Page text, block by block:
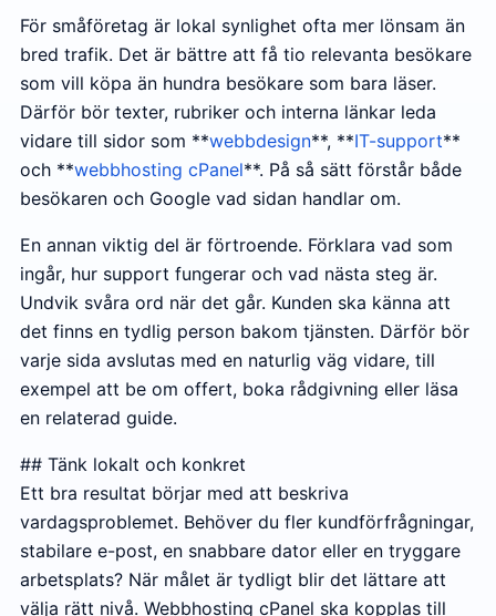
För småföretag är lokal synlighet ofta mer lönsam än
bred trafik. Det är bättre att få tio relevanta besökare
som vill köpa än hundra besökare som bara läser.
Därför bör texter, rubriker och interna länkar leda
vidare till sidor som **webbdesign**, **IT-support**
och **webbhosting cPanel**. På så sätt förstår både
besökaren och Google vad sidan handlar om.
En annan viktig del är förtroende. Förklara vad som
ingår, hur support fungerar och vad nästa steg är.
Undvik svåra ord när det går. Kunden ska känna att
det finns en tydlig person bakom tjänsten. Därför bör
varje sida avslutas med en naturlig väg vidare, till
exempel att be om offert, boka rådgivning eller läsa
en relaterad guide.
## Tänk lokalt och konkret
Ett bra resultat börjar med att beskriva
vardagsproblemet. Behöver du fler kundförfrågningar,
stabilare e-post, en snabbare dator eller en tryggare
arbetsplats? När målet är tydligt blir det lättare att
välja rätt nivå. Webbhosting cPanel ska kopplas till